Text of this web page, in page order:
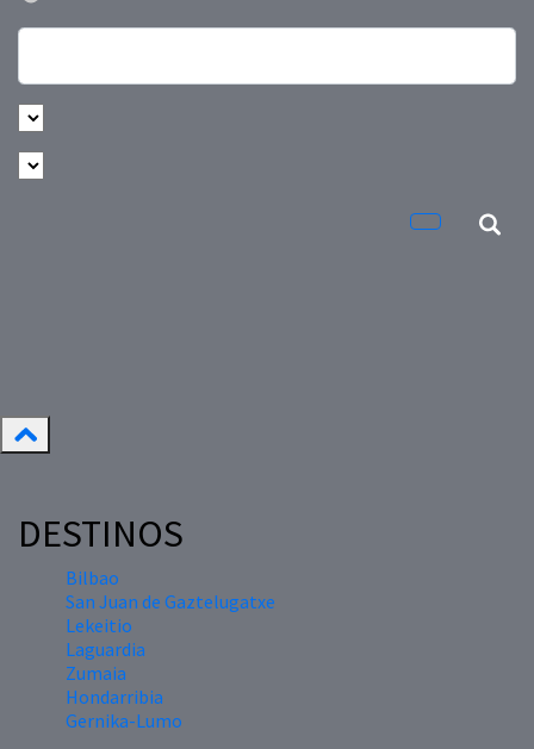
DESTINOS
Bilbao
San Juan de Gaztelugatxe
Lekeitio
Laguardia
Zumaia
Hondarribia
Gernika-Lumo